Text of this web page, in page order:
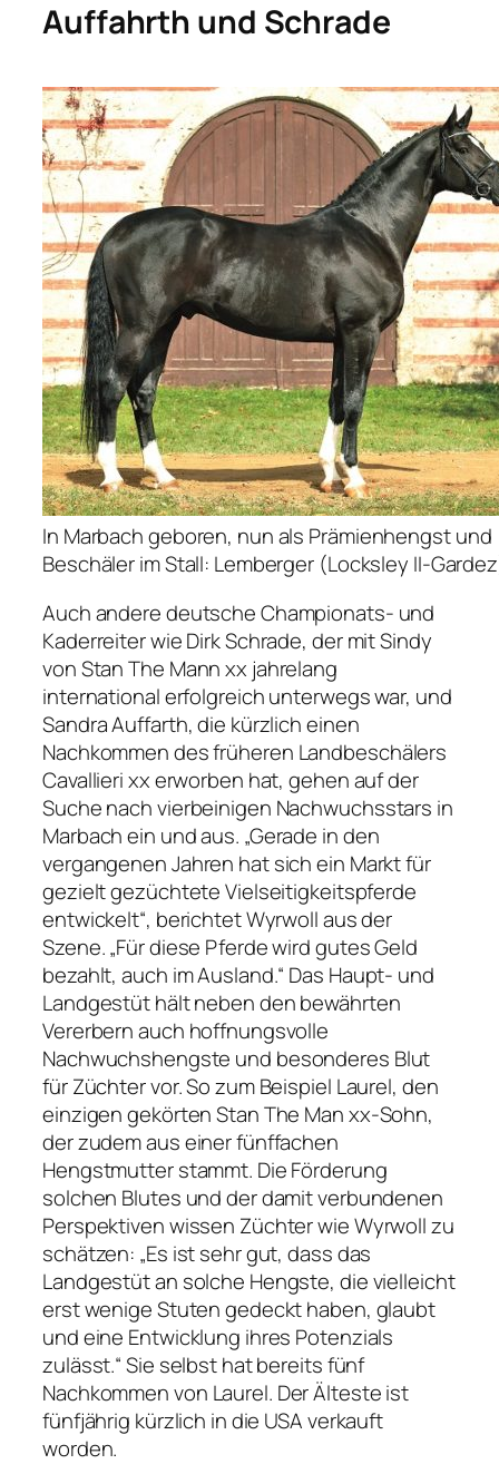
Auffahrth und Schrade
In Marbach geboren, nun als Prämienhengst und
Beschäler im Stall: Lemberger (Locksley II-
Auch andere deutsche Championats- und
Kaderreiter wie Dirk Schrade, der mit Sindy
von Stan The Mann xx jahrelang
international erfolgreich unterwegs war, und
Sandra Auffarth, die kürzlich einen
Nachkommen des früheren Landbeschälers
Cavallieri xx erworben hat, gehen auf der
Suche nach vierbeinigen Nachwuchsstars in
Marbach ein und aus. „Gerade in den
vergangenen Jahren hat sich ein Markt für
gezielt gezüchtete Vielseitigkeitspferde
entwickelt“, berichtet Wyrwoll aus der
Szene. „Für diese Pferde wird gutes Geld
bezahlt, auch im Ausland.“ Das Haupt- und
Landgestüt hält neben den bewährten
Vererbern auch hoffnungsvolle
Nachwuchshengste und besonderes Blut
für Züchter vor. So zum Beispiel Laurel, den
einzigen gekörten Stan The Man xx-Sohn,
der zudem aus einer fünffachen
Hengstmutter stammt. Die Förderung
solchen Blutes und der damit verbundenen
Perspektiven wissen Züchter wie Wyrwoll zu
schätzen: „Es ist sehr gut, dass das
Landgestüt an solche Hengste, die vielleicht
erst wenige Stuten gedeckt haben, glaubt
und eine Entwicklung ihres Potenzials
zulässt.“ Sie selbst hat bereits fünf
Nachkommen von Laurel. Der Älteste ist
fünfjährig kürzlich in die USA verkauft
worden.